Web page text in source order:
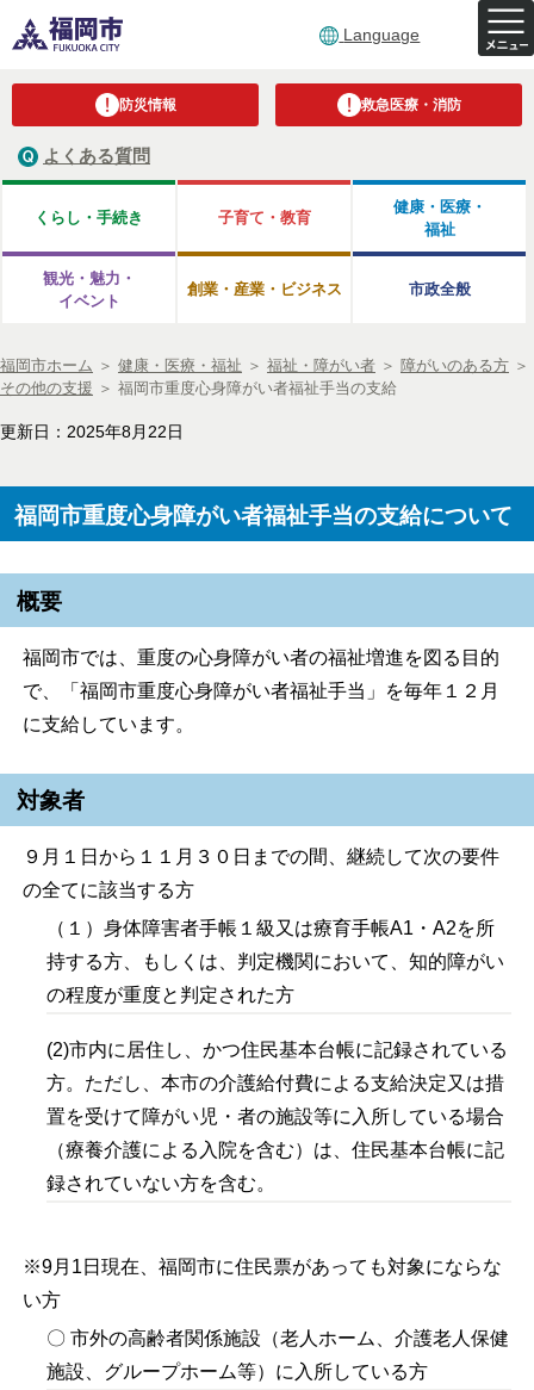
Language
防災情報 救急医療・消防
よくある質問
くらし・手続き 子育て・教育
健康・医療・
福祉
観光・魅力・
イベント
創業・産業・ビジネス 市政全般
福岡市ホーム ＞ 健康・医療・福祉 ＞ 福祉・障がい者 ＞ 障がいのある方 ＞
その他の支援 ＞ 福岡市重度心身障がい者福祉手当の支給
更新日：2025年8月22日
福岡市重度心身障がい者福祉手当の支給について
概要
福岡市では、重度の心身障がい者の福祉増進を図る目的
で、「福岡市重度心身障がい者福祉手当」を毎年１２月
に支給しています。
対象者
９月１日から１１月３０日までの間、継続して次の要件
の全てに該当する方
（１）身体障害者手帳１級又は療育手帳A1 ・A2を所
持する方、もしくは、判定機関において、知的障がい
の程度が重度と判定された方
(2)市内に居住し、かつ住民基本台帳に記録されている
方。ただし、本市の介護給付費による支給決定又は措
置を受けて障がい児・者の施設等に入所している場合
（療養介護による入院を含む）は、住民基本台帳に記
録されていない方を含む。
※9月1日現在、福岡市に住民票があっても対象にならな
い方
〇 市外の高齢者関係施設（老人ホーム、介護老人保健
施設、グループホーム等）に入所している方